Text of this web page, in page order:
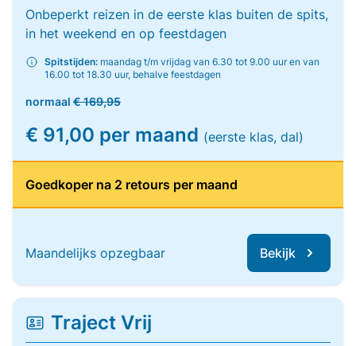
Onbeperkt reizen in de eerste klas buiten de spits,
in het weekend en op feestdagen
Spitstijden: maandag t/m vrijdag van 6.30 tot 9.00 uur en van
16.00 tot 18.30 uur, behalve feestdagen
normaal € 169,95
€ 91,00 per maand (eerste klas, dal)
Goedkoper na 2 retours per maand
Maandelijks opzegbaar Bekijk
Traject Vrij